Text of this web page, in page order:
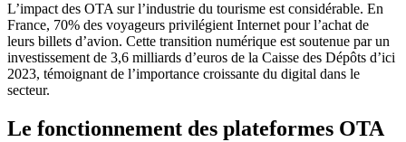
L’impact des OTA sur l’industrie du tourisme est considérable. En
France, 70% des voyageurs privilégient Internet pour l’achat de
leurs billets d’avion. Cette transition numérique est soutenue par un
investissement de 3,6 milliards d’euros de la Caisse des Dépôts d’ici
2023, témoignant de l’importance croissante du digital dans le
secteur.
Le fonctionnement des plateformes OTA